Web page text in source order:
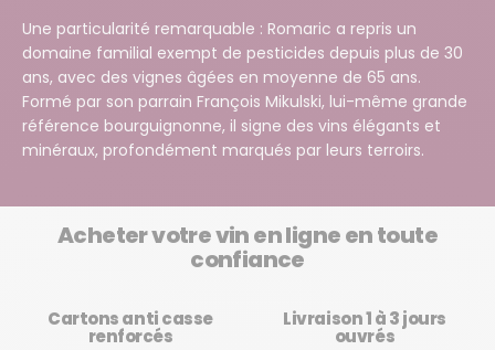
Une particularité remarquable : Romaric a repris un
domaine familial exempt de pesticides depuis plus de 30
ans, avec des vignes âgées en moyenne de 65 ans.
Formé par son parrain François Mikulski, lui-même grande
référence bourguignonne, il signe des vins élégants et
minéraux, profondément marqués par leurs terroirs.
Acheter votre vin en ligne en toute
confiance
Cartons anti casse
renforcés
Livraison 1 à 3 jours
ouvrés